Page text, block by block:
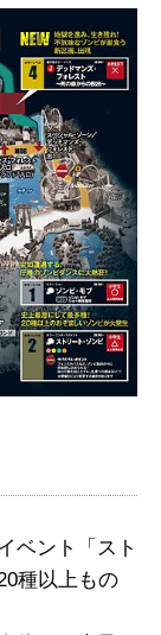
ベント「スト
種以上もの